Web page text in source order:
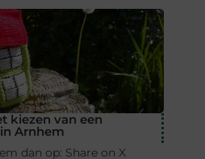
kiezen van een
Arnhem
dan op: Share on X